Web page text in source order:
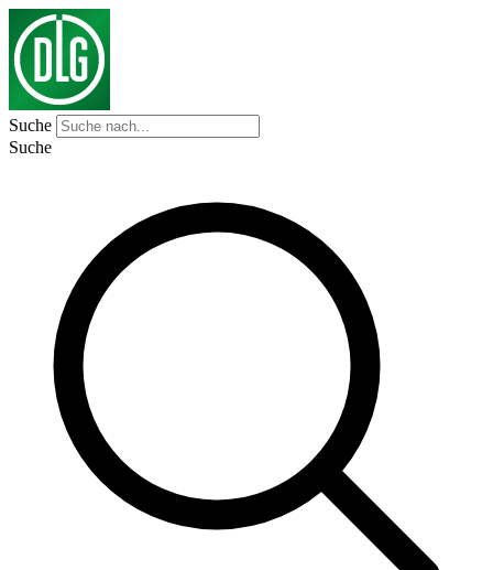
Suche
Suche